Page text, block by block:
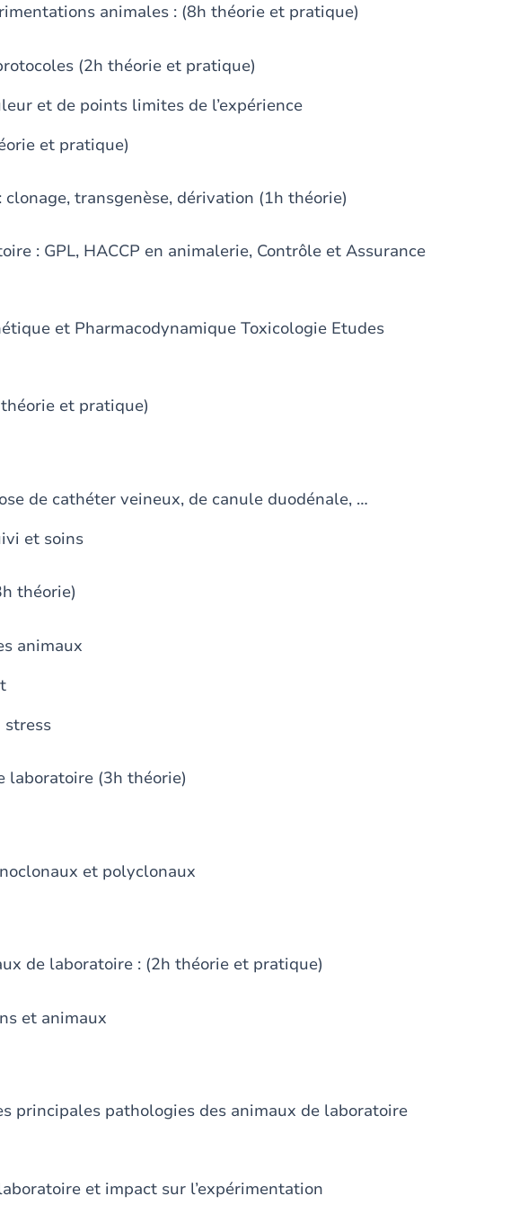
animales : (8h théorie et pratique)
(2h théorie et pratique)
et de points limites de l’expérience
et pratique)
transgenèse, dérivation (1h théorie)
: GPL, HACCP en animalerie, Contrôle et Assurance
et Pharmacodynamique Toxicologie Etudes
et pratique)
de cathéter veineux, de canule duodénale, …
et soins
théorie)
animaux
stress
laboratoire (3h théorie)
et polyclonaux
de laboratoire : (2h théorie et pratique)
et animaux
principales pathologies des animaux de laboratoire
et impact sur l’expérimentation